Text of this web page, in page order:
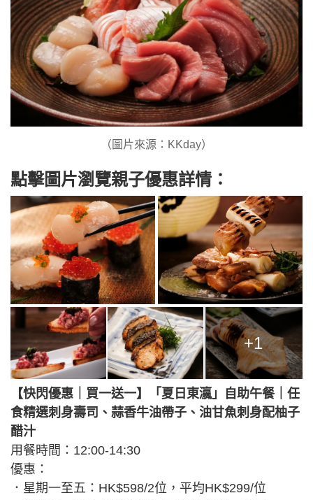
（圖片來源：KKday）
點擊圖片瀏覽親子優惠詳情：
+1
【快閃優惠｜買一送一】「夏日東瀛」自助午餐｜任
食精選刺身壽司、蒜香牛油帶子、油甘魚刺身配柚子
醋汁
用餐時間：12:00-14:30
優惠：
．星期一至五：HK$598/2位，平均HK$299/位